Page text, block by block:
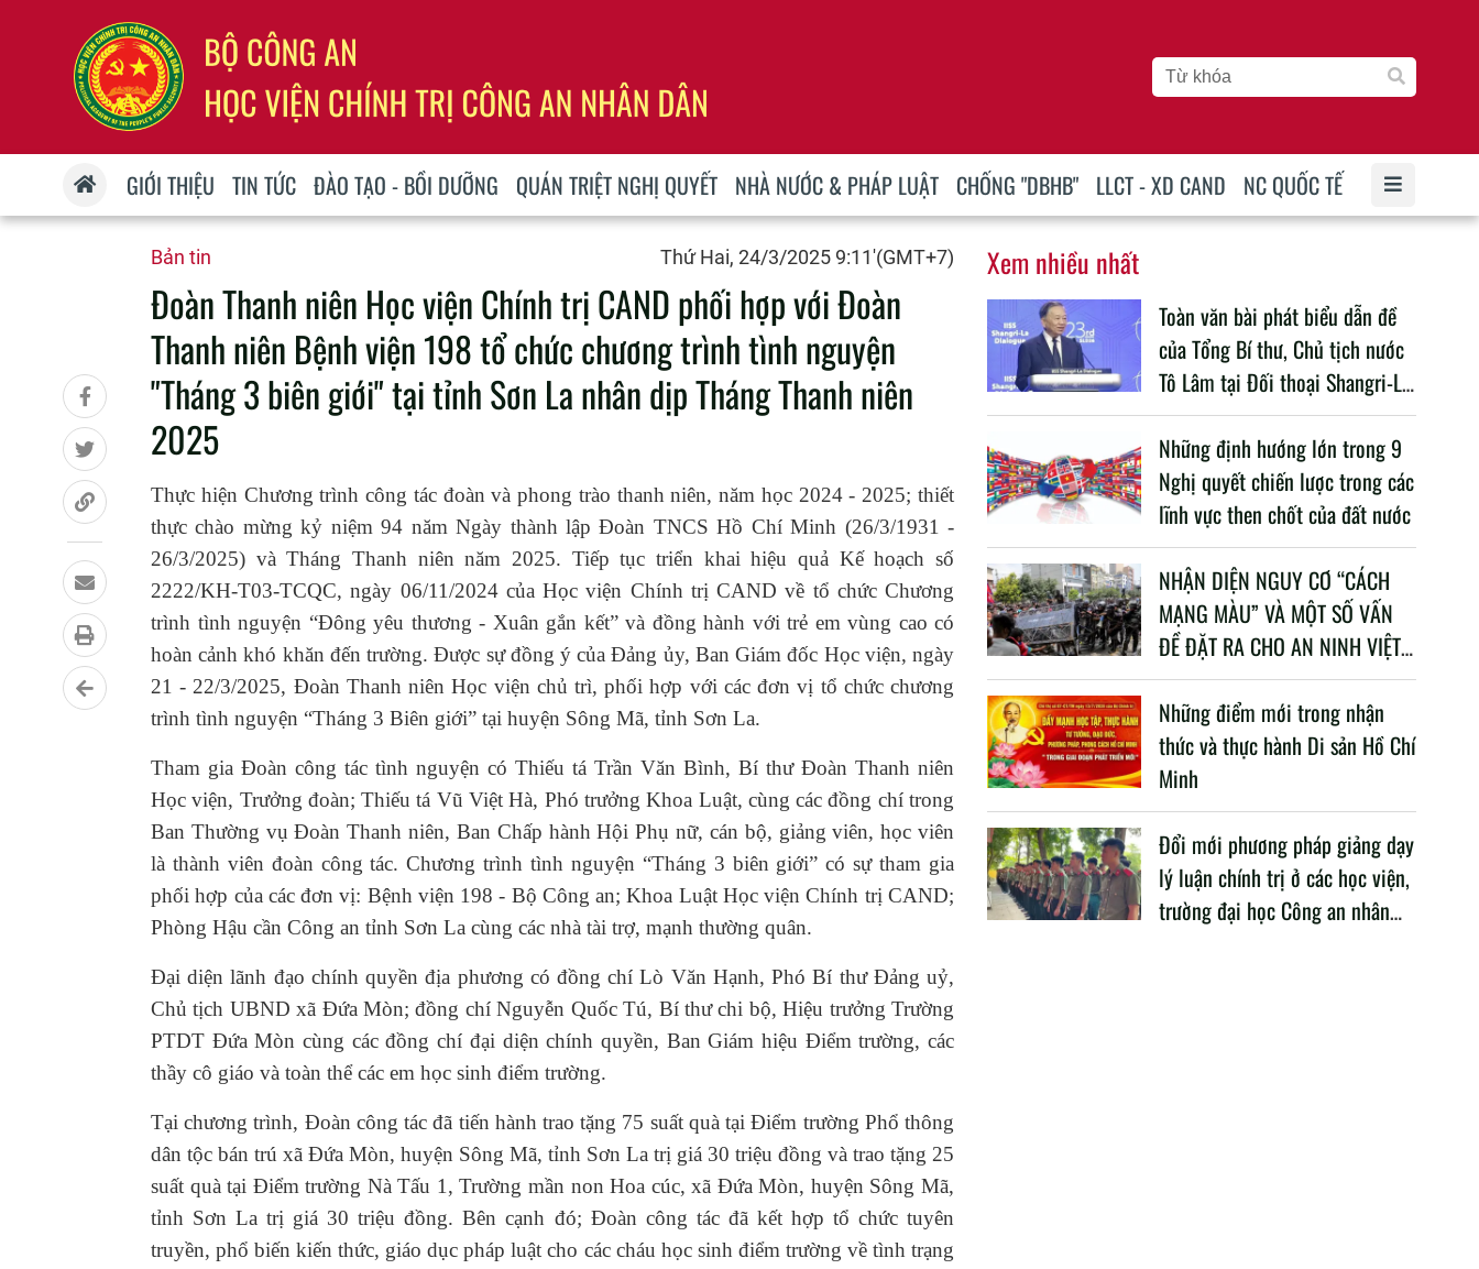
GIỚI THIỆU TIN TỨC ĐÀO TẠO - BỒI DƯỠNG QUÁN TRIỆT NGHỊ QUYẾT NHÀ NƯỚC & PHÁP LUẬT CHỐNG "DBHB" LLCT - XD CAND NC QUỐC TẾ
Bản tin Thứ Hai, 24/3/2025 9:11'(GMT+7)
Đoàn Thanh niên Học viện Chính trị CAND phối hợp với Đoàn
Thanh niên Bệnh viện 198 tổ chức chương trình tình nguyện
"Tháng 3 biên giới" tại tỉnh Sơn La nhân dịp Tháng Thanh niên
2025
Thực hiện Chương trình công tác đoàn và phong trào thanh niên, năm học 2024 - 2025; thiết
thực chào mừng kỷ niệm 94 năm Ngày thành lập Đoàn TNCS Hồ Chí Minh (26/3/1931 -
26/3/2025) và Tháng Thanh niên năm 2025. Tiếp tục triển khai hiệu quả Kế hoạch số
2222/KH-T03-TCQC, ngày 06/11/2024 của Học viện Chính trị CAND về tổ chức Chương
trình tình nguyện “Đông yêu thương - Xuân gắn kết” và đồng hành với trẻ em vùng cao có
hoàn cảnh khó khăn đến trường. Được sự đồng ý của Đảng ủy, Ban Giám đốc Học viện, ngày
21 - 22/3/2025, Đoàn Thanh niên Học viện chủ trì, phối hợp với các đơn vị tổ chức chương
trình tình nguyện “Tháng 3 Biên giới” tại huyện Sông Mã, tỉnh Sơn La.
Tham gia Đoàn công tác tình nguyện có Thiếu tá Trần Văn Bình, Bí thư Đoàn Thanh niên
Học viện, Trưởng đoàn; Thiếu tá Vũ Việt Hà, Phó trưởng Khoa Luật, cùng các đồng chí trong
Ban Thường vụ Đoàn Thanh niên, Ban Chấp hành Hội Phụ nữ, cán bộ, giảng viên, học viên
là thành viên đoàn công tác. Chương trình tình nguyện “Tháng 3 biên giới” có sự tham gia
phối hợp của các đơn vị: Bệnh viện 198 - Bộ Công an; Khoa Luật Học viện Chính trị CAND;
Phòng Hậu cần Công an tỉnh Sơn La cùng các nhà tài trợ, mạnh thường quân.
Đại diện lãnh đạo chính quyền địa phương có đồng chí Lò Văn Hạnh, Phó Bí thư Đảng uỷ,
Chủ tịch UBND xã Đứa Mòn; đồng chí Nguyễn Quốc Tú, Bí thư chi bộ, Hiệu trưởng Trường
PTDT Đứa Mòn cùng các đồng chí đại diện chính quyền, Ban Giám hiệu Điểm trường, các
thầy cô giáo và toàn thể các em học sinh điểm trường.
Tại chương trình, Đoàn công tác đã tiến hành trao tặng 75 suất quà tại Điểm trường Phổ thông
dân tộc bán trú xã Đứa Mòn, huyện Sông Mã, tỉnh Sơn La trị giá 30 triệu đồng và trao tặng 25
suất quà tại Điểm trường Nà Tấu 1, Trường mần non Hoa cúc, xã Đứa Mòn, huyện Sông Mã,
tỉnh Sơn La trị giá 30 triệu đồng. Bên cạnh đó; Đoàn công tác đã kết hợp tổ chức tuyên
truyền, phổ biến kiến thức, giáo dục pháp luật cho các cháu học sinh điểm trường về tình trạng
Xem nhiều nhất
Toàn văn bài phát biểu dẫn đề
của Tổng Bí thư, Chủ tịch nước
Tô Lâm tại Đối thoại Shangri-La
lần thứ 23
Những định hướng lớn trong 9
Nghị quyết chiến lược trong các
lĩnh vực then chốt của đất nước
NHẬN DIỆN NGUY CƠ “CÁCH
MẠNG MÀU” VÀ MỘT SỐ VẤN
ĐỀ ĐẶT RA CHO AN NINH VIỆT
NAM TRONG BỐI CẢNH HIỆN
NAY
Những điểm mới trong nhận
thức và thực hành Di sản Hồ Chí
Minh
Đổi mới phương pháp giảng dạy
lý luận chính trị ở các học viện,
trường đại học Công an nhân